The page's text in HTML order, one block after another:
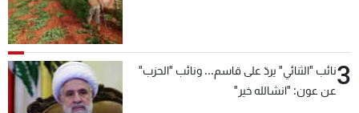
3نائب "الثنائي" يردّ على قاسم... ونائب "الحزب"
عن عون: "انشالله خير"